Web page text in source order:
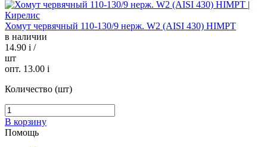
Хомут червячный 110-130/9 нерж. W2 (AISI 430) HIMPT
в наличии
14.90 i /
шт
опт. 13.00 i
Количество (шт)
В корзину
Помощь